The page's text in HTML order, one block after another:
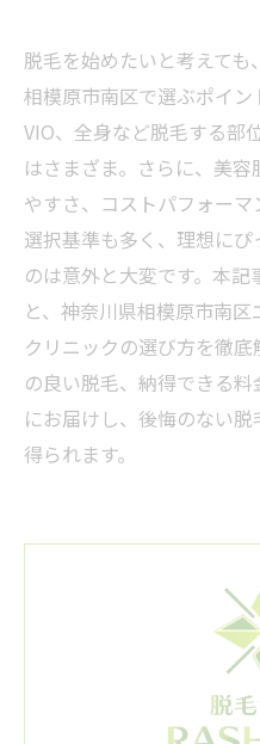
脱毛を始めたいと考えて
相模原市南区で選ぶポイ
VIO、全身など脱毛する部
はさまざま。さらに、美
やすさ、コストパフォー
選択基準も多く、理想に
のは意外と大変です。本
と、神奈川県相模原市南
クリニックの選び方を徹
の良い脱毛、納得できる
にお届けし、後悔のない
得られます。